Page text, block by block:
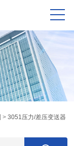
>3051压力/差压变送器